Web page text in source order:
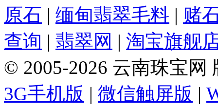
原石 | 缅甸翡翠毛料 | 赌
查询 | 翡翠网 | 淘宝旗舰
© 2005-2026 云南珠宝网
3G手机版 | 微信触屏版 |